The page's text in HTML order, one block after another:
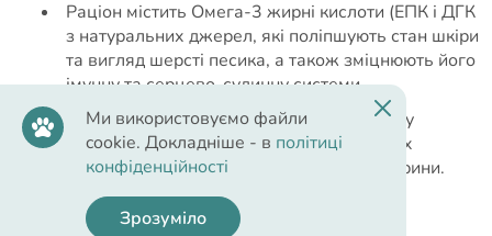
Раціон містить Омега-3 жирні кислоти (ЕПК і ДГК
з натуральних джерел, які поліпшують стан шкіри
та вигляд шерсті песика, а також зміцнюють його
імунну та серцево-судинну системи.
Збагачений антиоксидантами для захисту
організму від негативного впливу вільних
радикалів і забезпечення довголіття тварини.
Ми використовуємо файли
cookie. Докладніше - в політиці
конфіденційності
Зрозуміло